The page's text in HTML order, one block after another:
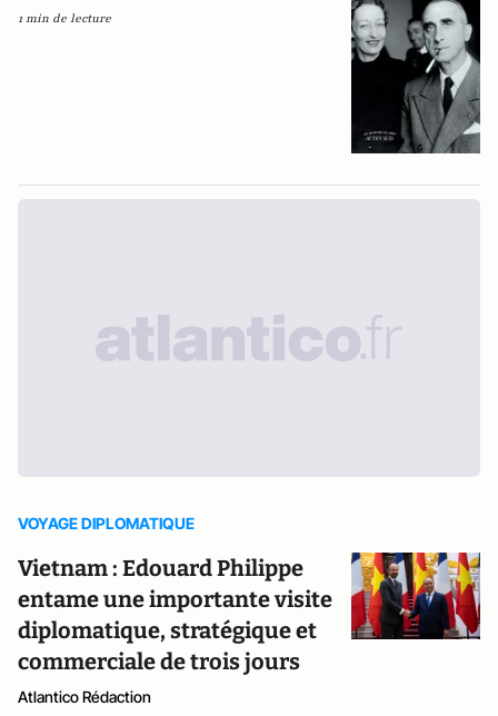
1 min de lecture
VOYAGE DIPLOMATIQUE
Vietnam : Edouard Philippe
entame une importante visite
diplomatique, stratégique et
commerciale de trois jours
Atlantico Rédaction